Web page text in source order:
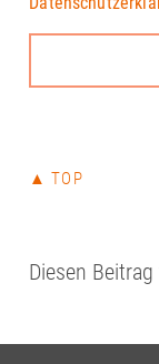
▲ TOP
Diesen